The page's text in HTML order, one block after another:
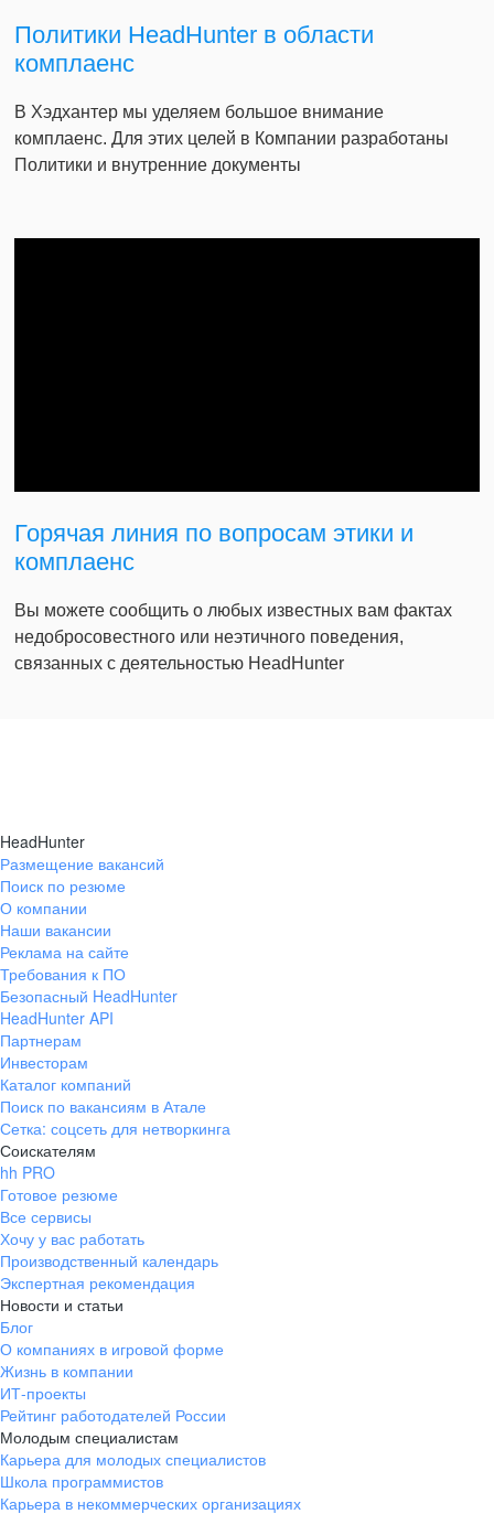
Политики HeadHunter в области
комплаенс
В Хэдхантер мы уделяем большое внимание
комплаенс. Для этих целей в Компании разработаны
Политики и внутренние документы
Горячая линия по вопросам этики и
комплаенс
Вы можете сообщить о любых известных вам фактах
недобросовестного или неэтичного поведения,
связанных с деятельностью HeadHunter
HeadHunter
Размещение вакансий
Поиск по резюме
О компании
Наши вакансии
Реклама на сайте
Требования к ПО
Безопасный HeadHunter
HeadHunter API
Партнерам
Инвесторам
Каталог компаний
Поиск по вакансиям в Атале
Сетка: соцсеть для нетворкинга
Соискателям
hh PRO
Готовое резюме
Все сервисы
Хочу у вас работать
Производственный календарь
Экспертная рекомендация
Новости и статьи
Блог
О компаниях в игровой форме
Жизнь в компании
ИТ-проекты
Рейтинг работодателей России
Молодым специалистам
Карьера для молодых специалистов
Школа программистов
Карьера в некоммерческих организациях